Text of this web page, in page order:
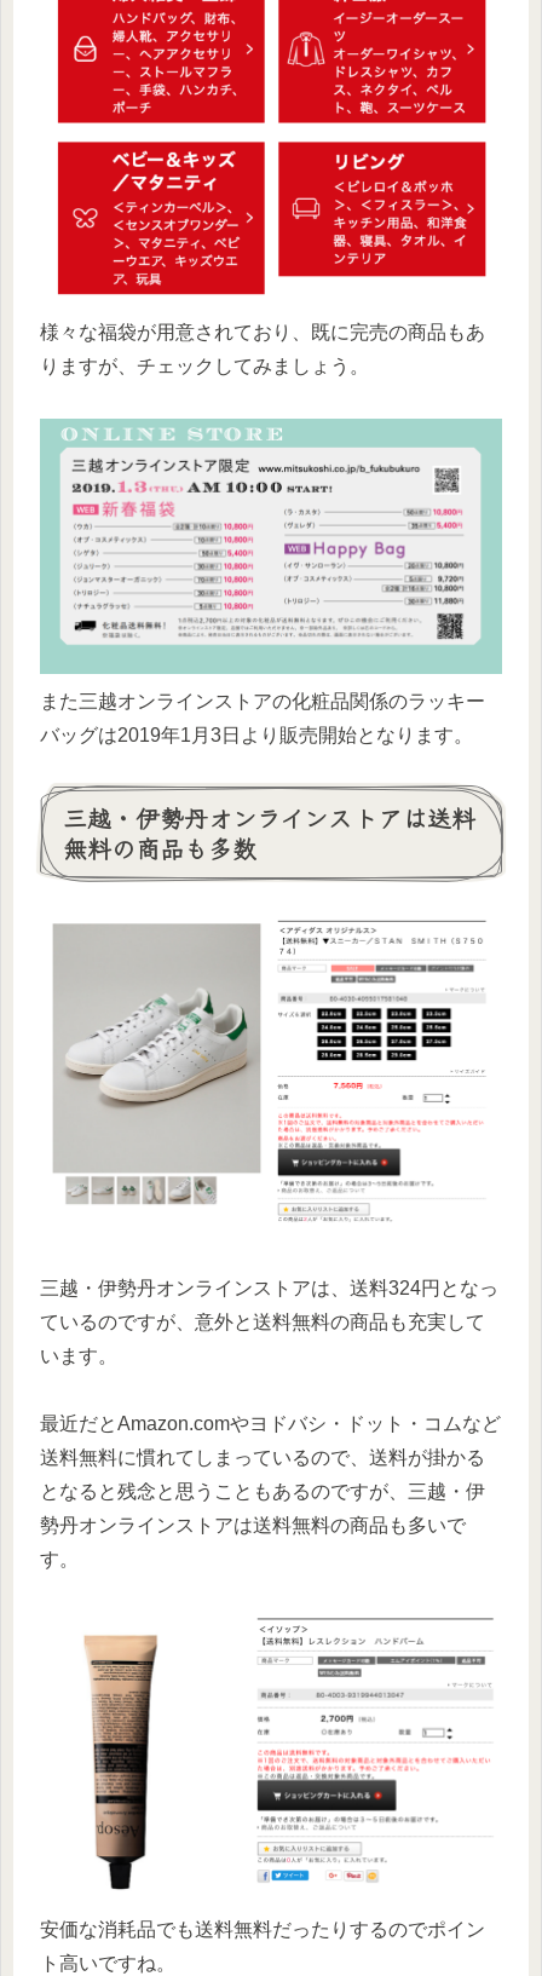
様々な福袋が用意されており、既に完売の商品もあ
りますが、チェックしてみましょう。
また三越オンラインストアの化粧品関係のラッキー
バッグは2019年1月3日より販売開始となります。
三越・伊勢丹オンラインストアは送料
無料の商品も多数
三越・伊勢丹オンラインストアは、送料324円となっ
ているのですが、意外と送料無料の商品も充実して
います。
最近だとAmazon.comやヨドバシ・ドット・コムなど
送料無料に慣れてしまっているので、送料が掛かる
となると残念と思うこともあるのですが、三越・伊
勢丹オンラインストアは送料無料の商品も多いで
す。
安価な消耗品でも送料無料だったりするのでポイン
ト高いですね。